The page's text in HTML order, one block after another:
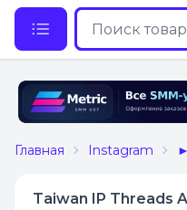
Главная Instagram
Taiwan IP Threads